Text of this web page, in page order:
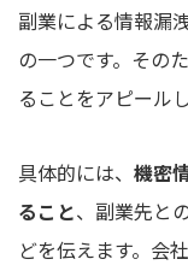
副業による情報漏
の一つです。その
ることをアピール
具体的には、 機密
ること、副業先と
どを伝えます。会